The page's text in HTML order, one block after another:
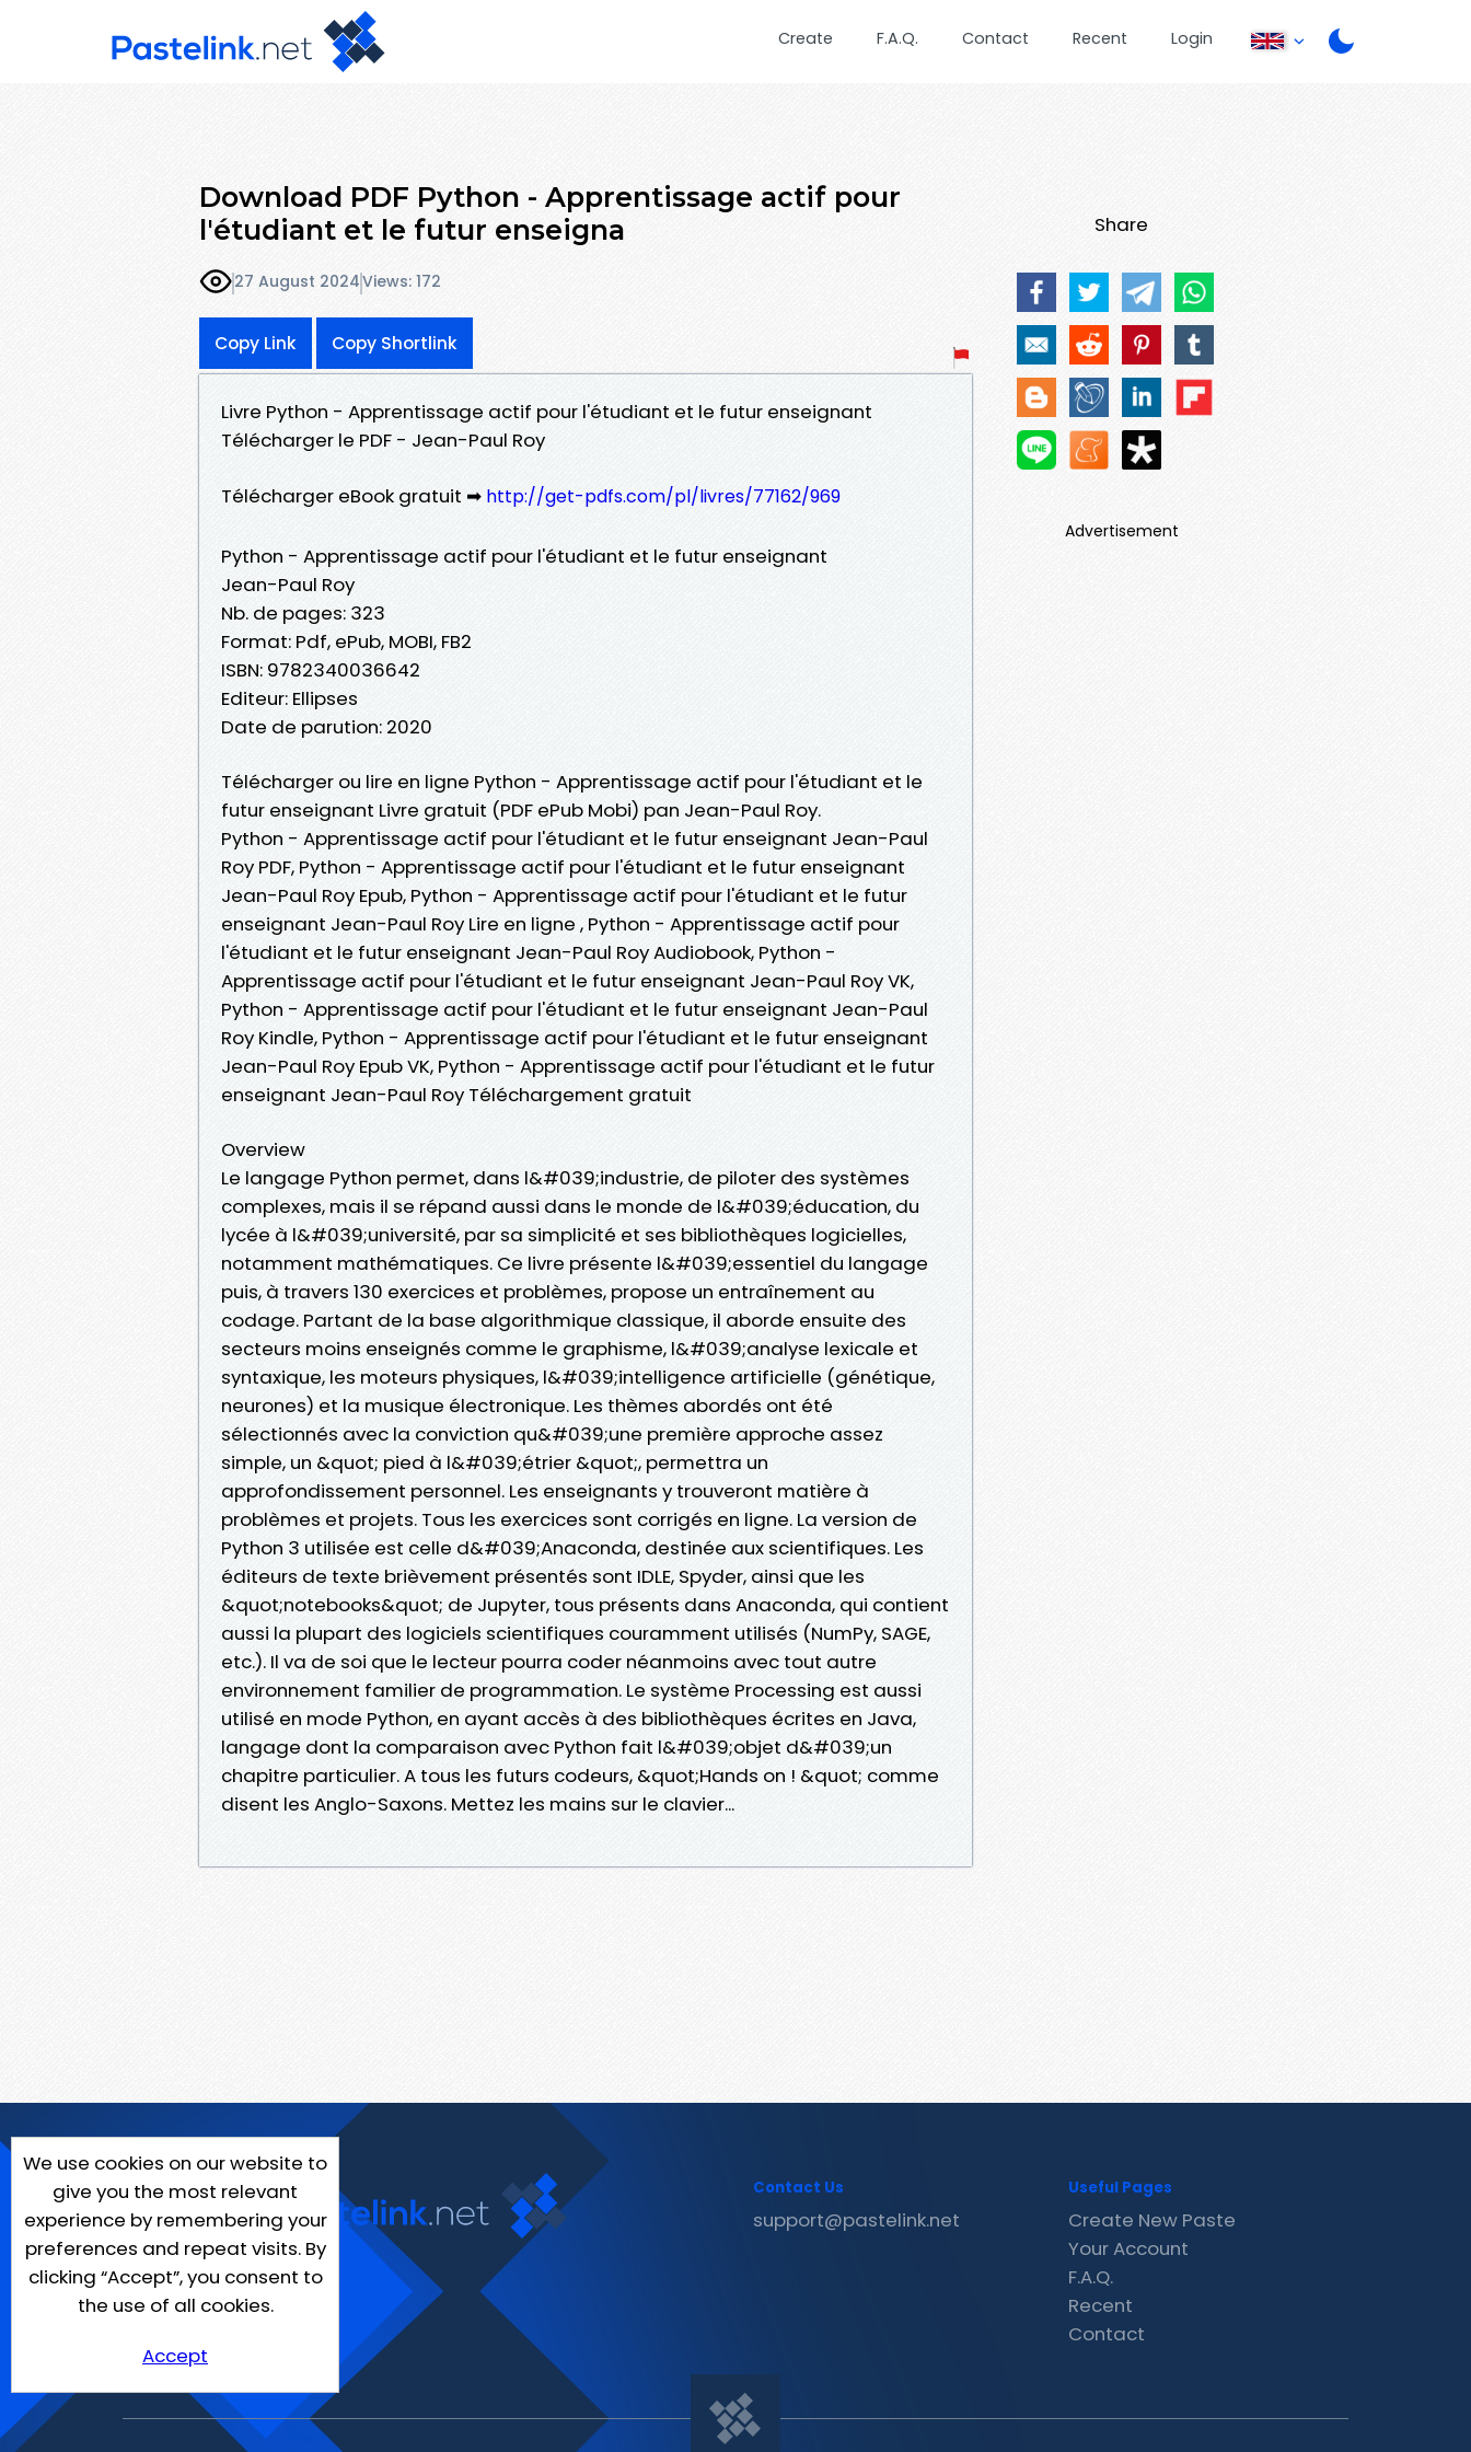
Create F.A.Q. Contact Recent Login
Download PDF Python - Apprentissage actif pour
l'étudiant et le futur enseigna
27 August 2024Views: 172
Copy Link Copy Shortlink
Livre Python - Apprentissage actif pour l'étudiant et le futur enseignant
Télécharger le PDF - Jean-Paul Roy
Télécharger eBook gratuit ➡ http://get-pdfs.com/pl/livres/77162/969
Python - Apprentissage actif pour l'étudiant et le futur enseignant
Jean-Paul Roy
Nb. de pages: 323
Format: Pdf, ePub, MOBI, FB2
ISBN: 9782340036642
Editeur: Ellipses
Date de parution: 2020
Télécharger ou lire en ligne Python - Apprentissage actif pour l'étudiant et le
futur enseignant Livre gratuit (PDF ePub Mobi) pan Jean-Paul Roy.
Python - Apprentissage actif pour l'étudiant et le futur enseignant Jean-Paul
Roy PDF, Python - Apprentissage actif pour l'étudiant et le futur enseignant
Jean-Paul Roy Epub, Python - Apprentissage actif pour l'étudiant et le futur
enseignant Jean-Paul Roy Lire en ligne , Python - Apprentissage actif pour
l'étudiant et le futur enseignant Jean-Paul Roy Audiobook, Python -
Apprentissage actif pour l'étudiant et le futur enseignant Jean-Paul Roy VK,
Python - Apprentissage actif pour l'étudiant et le futur enseignant Jean-Paul
Roy Kindle, Python - Apprentissage actif pour l'étudiant et le futur enseignant
Jean-Paul Roy Epub VK, Python - Apprentissage actif pour l'étudiant et le futur
enseignant Jean-Paul Roy Téléchargement gratuit
Overview
Le langage Python permet, dans l&#039;industrie, de piloter des systèmes
complexes, mais il se répand aussi dans le monde de l&#039;éducation, du
lycée à l&#039;université, par sa simplicité et ses bibliothèques logicielles,
notamment mathématiques. Ce livre présente l&#039;essentiel du langage
puis, à travers 130 exercices et problèmes, propose un entraînement au
codage. Partant de la base algorithmique classique, il aborde ensuite des
secteurs moins enseignés comme le graphisme, l&#039;analyse lexicale et
syntaxique, les moteurs physiques, l&#039;intelligence artificielle (génétique,
neurones) et la musique électronique. Les thèmes abordés ont été
sélectionnés avec la conviction qu&#039;une première approche assez
simple, un &quot; pied à l&#039;étrier &quot;, permettra un
approfondissement personnel. Les enseignants y trouveront matière à
problèmes et projets. Tous les exercices sont corrigés en ligne. La version de
Python 3 utilisée est celle d&#039;Anaconda, destinée aux scientifiques. Les
éditeurs de texte brièvement présentés sont IDLE, Spyder, ainsi que les
&quot;notebooks&quot; de Jupyter, tous présents dans Anaconda, qui contient
aussi la plupart des logiciels scientifiques couramment utilisés (NumPy, SAGE,
etc.). Il va de soi que le lecteur pourra coder néanmoins avec tout autre
environnement familier de programmation. Le système Processing est aussi
utilisé en mode Python, en ayant accès à des bibliothèques écrites en Java,
langage dont la comparaison avec Python fait l&#039;objet d&#039;un
chapitre particulier. A tous les futurs codeurs, &quot;Hands on ! &quot; comme
disent les Anglo-Saxons. Mettez les mains sur le clavier...
Share
Advertisement
We use cookies on our website to
give you the most relevant
experience by remembering your
preferences and repeat visits. By
clicking “Accept”, you consent to
the use of all cookies.
Accept
Contact Us
support@pastelink.net
Useful Pages
Create New Paste
Your Account
F.A.Q.
Recent
Contact